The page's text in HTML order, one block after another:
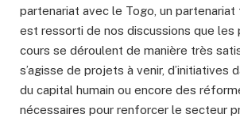
partenariat avec le Togo, un partenariat
est ressorti de nos discussions que les
cours se déroulent de manière très
s’agisse de projets à venir, d’initiatives
du capital humain ou encore des
nécessaires pour renforcer le secteur